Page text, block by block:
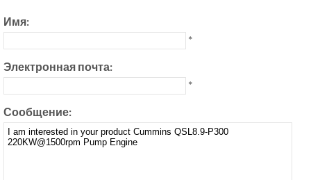
Имя:
*
Электронная почта:
*
Сообщение: